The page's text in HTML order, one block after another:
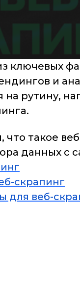
ключевых
и
рутину,
такое
данных с
скрапинг
для веб-